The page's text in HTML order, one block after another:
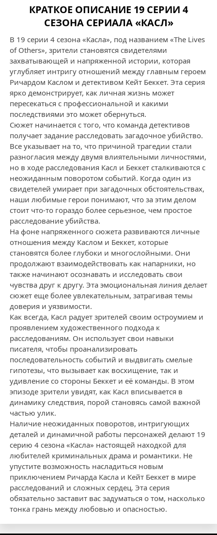
КРАТКОЕ ОПИСАНИЕ 19 СЕРИИ 4
СЕЗОНА СЕРИАЛА «КАСЛ»
В 19 серии 4 сезона «Касла», под названием «The Lives
of Others», зрители становятся свидетелями
захватывающей и напряженной истории, которая
углубляет интригу отношений между главным героем
Ричардом Каслом и детективом Кейт Беккет. Эта серия
ярко демонстрирует, как личная жизнь может
пересекаться с профессиональной и какими
последствиями это может обернуться.
Сюжет начинается с того, что команда детективов
получает задание расследовать загадочное убийство.
Все указывает на то, что причиной трагедии стали
разногласия между двумя влиятельными личностями,
но в ходе расследования Касл и Беккет сталкиваются с
неожиданным поворотом событий. Когда один из
свидетелей умирает при загадочных обстоятельствах,
наши любимые герои понимают, что за этим делом
стоит что-то гораздо более серьезное, чем простое
расследование убийства.
На фоне напряженного сюжета развиваются личные
отношения между Каслом и Беккет, которые
становятся более глубоки и многослойными. Они
продолжают взаимодействовать как напарники, но
также начинают осознавать и исследовать свои
чувства друг к другу. Эта эмоциональная линия делает
сюжет еще более увлекательным, затрагивая темы
доверия и уязвимости.
Как всегда, Касл радует зрителей своим остроумием и
проявлением художественного подхода к
расследованиям. Он использует свои навыки
писателя, чтобы проанализировать
последовательность событий и выдвигать смелые
гипотезы, что вызывает как восхищение, так и
удивление со стороны Беккет и её команды. В этом
эпизоде зрители увидят, как Касл вписывается в
динамику следствия, порой становясь самой важной
частью улик.
Наличие неожиданных поворотов, интригующих
деталей и динамичной работы персонажей делают 19
серию 4 сезона «Касла» настоящей находкой для
любителей криминальных драма и романтики. Не
упустите возможность насладиться новым
приключением Ричарда Касла и Кейт Беккет в мире
расследований и сложных сердец. Эта серия
обязательно заставит вас задуматься о том, насколько
тонка грань между любовью и опасностью.